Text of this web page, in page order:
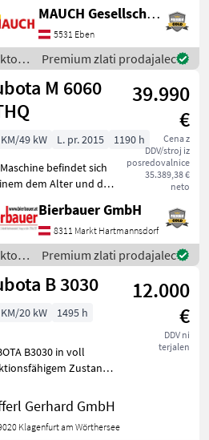
s sprednjim
Hydrac
ViTech, 3. krog,
EHS, klimat
MAUCH Gesellschaft m.b.H. & Co.KG, Eben
5531 Eben
/
Premium zlati prodajalec
M 6060
39.990
€
Cena z
DDV/stroj iz
posredovalnice
35.389,38 €
neto
49 kW L. pr. 2015
1190 h
befindet sich
dem Alter und der
und kann nach
Vereinbarung
vor Ort besichtigt
geprüft we
Bierbauer GmbH
8311 Markt Hartmannsdorf
/
Premium zlati prodajalec
B 3030
12.000
€
DDV ni
terjalen
20 kW 1495 h
B3030 in voll
Zustand
hydrostatischer
3
(schnell-
Gerhard GmbH
Klagenfurt am Wörthersee